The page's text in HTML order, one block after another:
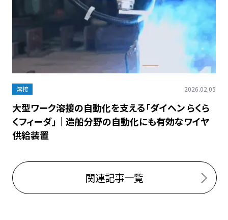
溶接 2026.02.05
大型ワーク溶接の自動化を支える「ダイヘン らくら
くフィーダ」｜造船分野の自動化にも有効なワイヤ
供給装置
関連記事一覧